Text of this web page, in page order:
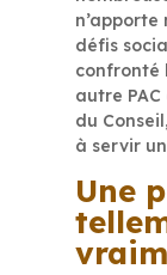
n’apporte
défis
confronté
autre
du
à servir
Une